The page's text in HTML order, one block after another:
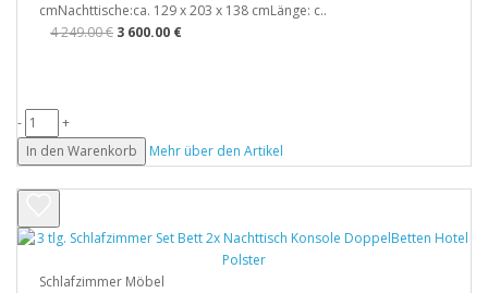
cmNachttische:ca. 129 x 203 x 138 cmLänge: c..
4 249.00 € 3 600.00 €
-
+
In den Warenkorb
Mehr über den Artikel
Schlafzimmer Möbel